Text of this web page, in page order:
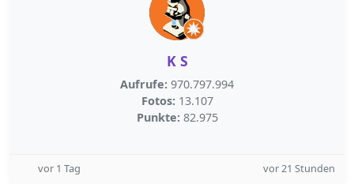
K S
Aufrufe: 970.797.994
Fotos: 13.107
Punkte: 82.975
vor 1 Tag vor 21 Stunden